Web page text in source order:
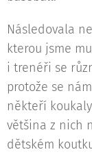
Následovala
kterou jsme
i trenéři se
protože se
někteří
většina z nich
dětském